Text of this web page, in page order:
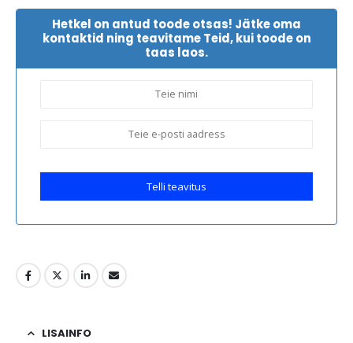
Hetkel on antud toode otsas! Jätke oma
kontaktid ning teavitame Teid, kui toode on
taas laos.
Telli teavitus
LISAINFO